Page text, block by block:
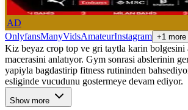
AD
OnlyfansManyVidsAmateurInstagram +1 more
Kiz beyaz crop top ve gri taytla karin bolgesini
macerasini anlatıyor. Gym sonrasi abslerinin
yapiyla bagdastirip fitness rutininden
esliginde vucudunu gostermeye devam ediyor.
Show more